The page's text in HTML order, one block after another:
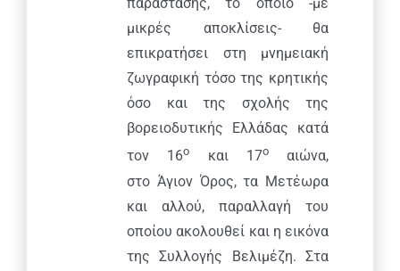
παράστασης, το οποίο -με
μικρές αποκλίσεις- θα
επικρατήσει στη μνημειακή
ζωγραφική τόσο της κρητικής
όσο και της σχολής της
βορειοδυτικής Ελλάδας κατά
τον 16ο και 17οαιώνα,
στο Άγιον Όρος, τα Μετέωρα
και αλλού, παραλλαγή του
οποίου ακολουθεί και η εικόνα
της Συλλογής Βελιμέζη. Στα